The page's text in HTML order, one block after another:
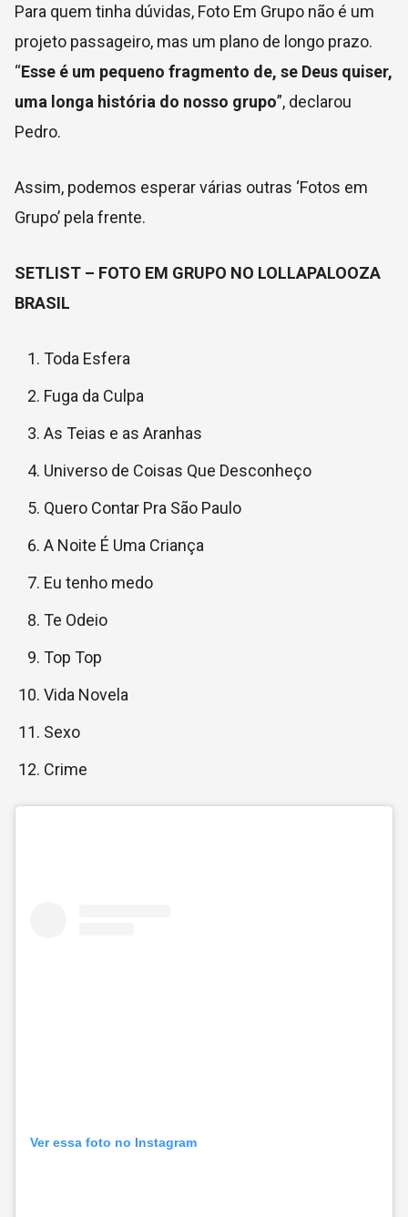
Para quem tinha dúvidas, Foto Em Grupo não é um
projeto passageiro, mas um plano de longo prazo.
“Esse é um pequeno fragmento de, se Deus quiser,
uma longa história do nosso grupo”, declarou
Pedro.
Assim, podemos esperar várias outras ‘Fotos em
Grupo’ pela frente.
SETLIST – FOTO EM GRUPO NO LOLLAPALOOZA
BRASIL
Toda Esfera
Fuga da Culpa
As Teias e as Aranhas
Universo de Coisas Que Desconheço
Quero Contar Pra São Paulo
A Noite É Uma Criança
Eu tenho medo
Te Odeio
Top Top
Vida Novela
Sexo
Crime
Ver essa foto no Instagram